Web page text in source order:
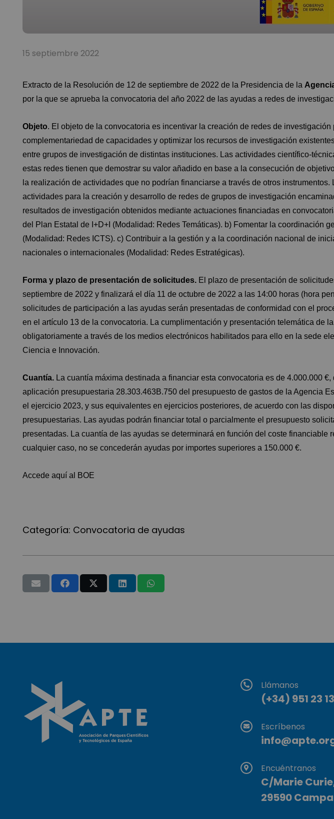
15 septiembre 2022
Extracto de la Resolución de 12 de septiembre de 2022 de la Presidencia de la
por la que se aprueba la convocatoria del año 2022 de las ayudas a redes de
Objeto. El objeto de la convocatoria es incentivar la creación de redes de investigación
complementariedad de capacidades y optimizar los recursos de investigación
entre grupos de investigación de distintas instituciones. Las actividades científico-
estas redes tienen que demostrar su valor añadido en base a la consecución de
la realización de actividades que no podrían financiarse a través de otros
actividades para la creación y desarrollo de redes de grupos de investigación
resultados de investigación obtenidos mediante actuaciones financiadas en
del Plan Estatal de I+D+I (Modalidad: Redes Temáticas). b) Fomentar la coordinación
(Modalidad: Redes ICTS). c) Contribuir a la gestión y a la coordinación nacional de
nacionales o internacionales (Modalidad: Redes Estratégicas).
Forma y plazo de presentación de solicitudes. El plazo de presentación de
septiembre de 2022 y finalizará el día 11 de octubre de 2022 a las 14:00 horas (hora
solicitudes de participación a las ayudas serán presentadas de conformidad con el
en el artículo 13 de la convocatoria. La cumplimentación y presentación telemática de
obligatoriamente a través de los medios electrónicos habilitados para ello en la sede
Ciencia e Innovación.
Cuantía. La cuantía máxima destinada a financiar esta convocatoria es de 4.000.000 €,
aplicación presupuestaria 28.303.463B.750 del presupuesto de gastos de la Agencia
el ejercicio 2023, y sus equivalentes en ejercicios posteriores, de acuerdo con las
presupuestarias. Las ayudas podrán financiar total o parcialmente el presupuesto
presentadas. La cuantía de las ayudas se determinará en función del coste financiable
cualquier caso, no se concederán ayudas por importes superiores a 150.000 €.
Accede aquí al BOE
Categoría: Convocatoria de ayudas
Llámanos
(+34) 951 23
Escríbenos
Encuéntranos
C/Marie
29590